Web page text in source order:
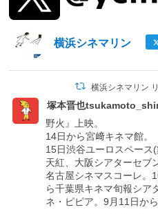
横浜シネマリン
横浜シネマリン
塚本晋也
野火』上映。
14日から宮﨑キネマ館。
15日渋谷ユーロスペース
天紅、大阪シアターセブ
名古屋シネマスコーレ。
ら千葉県キネマ旬報シア
ネ・ピピア。9月11日か